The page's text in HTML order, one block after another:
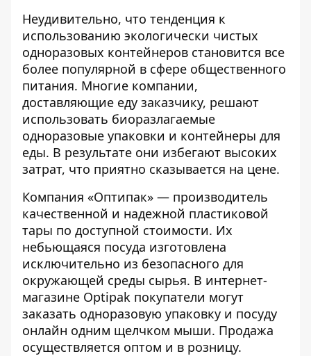
Неудивительно, что тенденция к
использованию экологически чистых
одноразовых контейнеров становится все
более популярной в сфере общественного
питания. Многие компании,
доставляющие еду заказчику, решают
использовать биоразлагаемые
одноразовые упаковки и контейнеры для
еды. В результате они избегают высоких
затрат, что приятно сказывается на цене.
Компания «Оптипак» — производитель
качественной и надежной пластиковой
тары по доступной стоимости. Их
небьющаяся посуда изготовлена
исключительно из безопасного для
окружающей среды сырья. В интернет-
магазине Optipak покупатели могут
заказать одноразовую упаковку и посуду
онлайн одним щелчком мыши. Продажа
осуществляется оптом и в розницу.